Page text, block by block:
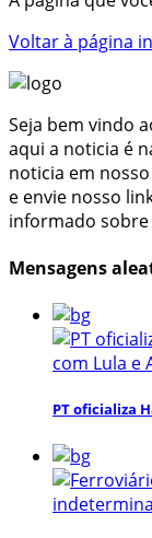
Voltar à página
Seja bem vindo
aqui a noticia é
noticia em
e envie nosso
informado sobre
Mensagens
PT oficializa